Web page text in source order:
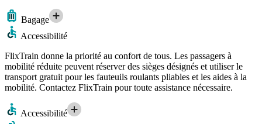
Bagage
Accessibilité
FlixTrain donne la priorité au confort de tous. Les passagers à
mobilité réduite peuvent réserver des sièges désignés et utiliser le
transport gratuit pour les fauteuils roulants pliables et les aides à la
mobilité. Contactez FlixTrain pour toute assistance nécessaire.
Accessibilité